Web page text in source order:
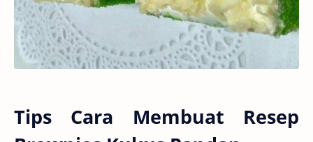
Tips Cara Membuat Resep